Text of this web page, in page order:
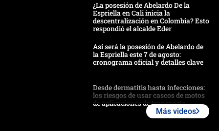
¿La posesión de Abelardo De la
Espriella en Cali inicia la
descentralización en Colombia? Esto
respondió el alcalde Eder
Así será la posesión de Abelardo de
la Espriella este 7 de agosto:
cronograma oficial y detalles clave
Desde dermatitis hasta infecciones:
los riesgos de usar cascos de motos
de aplicaciones de transporte
Más videos